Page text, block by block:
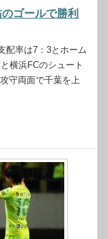
ゴールで勝利
率は7：3とホーム
横浜FCのシュート
守両面で千葉を上